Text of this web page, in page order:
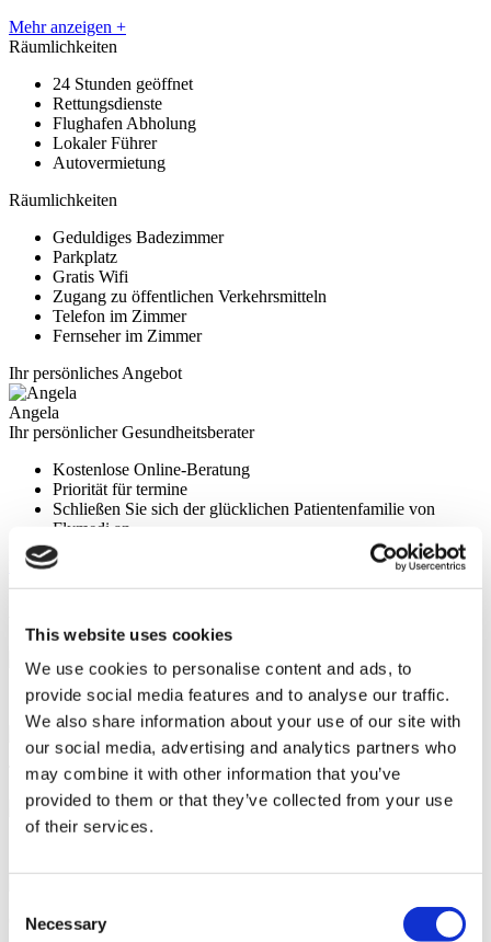
This website uses cookies
We use cookies to personalise content and ads, to
provide social media features and to analyse our traffic.
We also share information about your use of our site with
our social media, advertising and analytics partners who
may combine it with other information that you’ve
provided to them or that they’ve collected from your use
of their services.
Selection
Necessary
Mehr anzeigen +
Räumlichkeiten
24 Stunden geöffnet
Rettungsdienste
Flughafen Abholung
Lokaler Führer
Autovermietung
Räumlichkeiten
Geduldiges Badezimmer
Parkplatz
Gratis Wifi
Zugang zu öffentlichen Verkehrsmitteln
Telefon im Zimmer
Fernseher im Zimmer
Ihr persönliches Angebot
Angela
Ihr persönlicher Gesundheitsberater
Kostenlose Online-Beratung
Priorität für termine
Schließen Sie sich der glücklichen Patientenfamilie von
Flymedi an
Kostenlose Beratung Anfordern
FLYMEDI HILFT IHNEN
7/24 Persönliche Unterstützung während Ihrer Reise
Tailor-made All-Inclusive Treatment Package Options
Genaue Beratung durch erfahrene Gesundheitsberater